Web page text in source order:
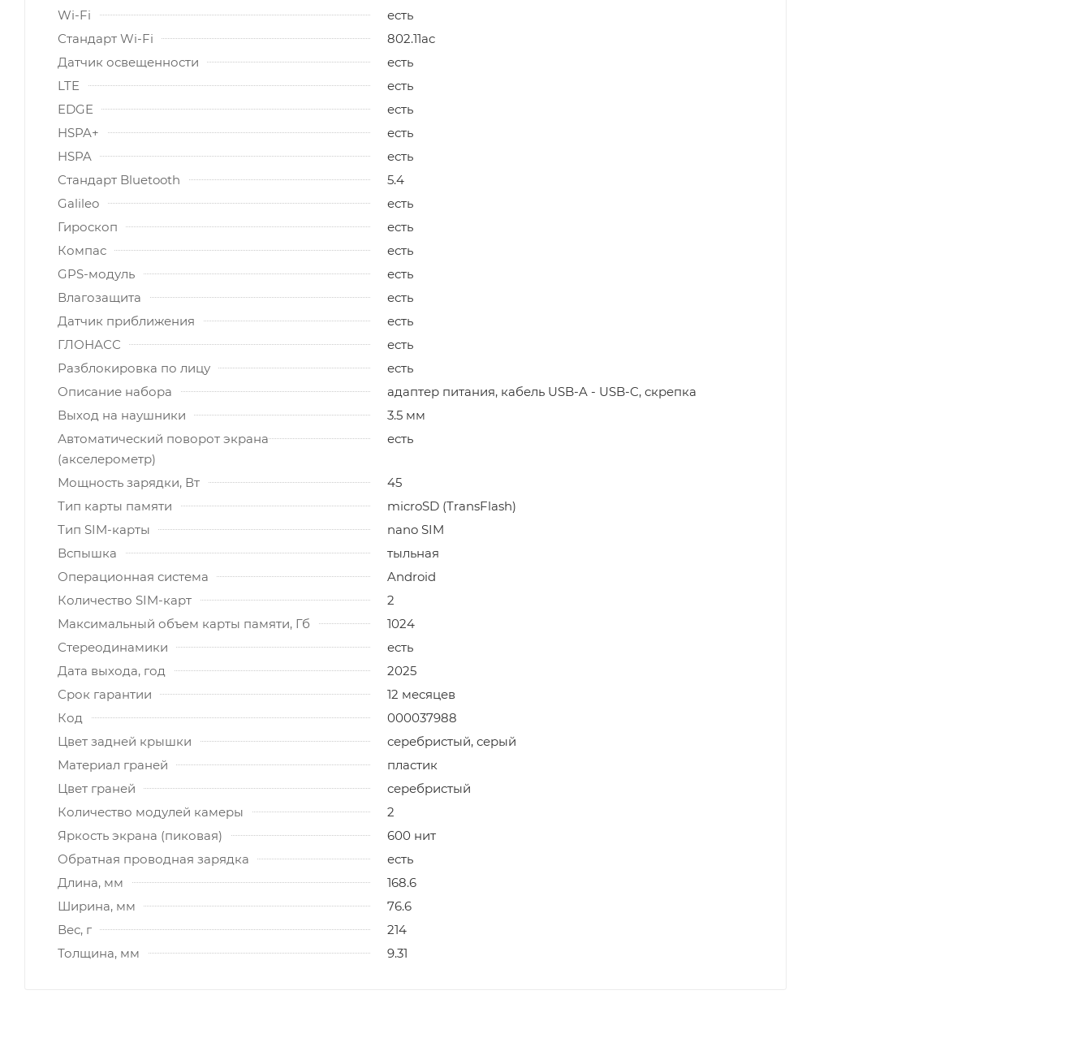
Wi-Fi
есть
Стандарт Wi-Fi
802.11ac
Датчик освещенности
есть
LTE
есть
EDGE
есть
HSPA+
есть
HSPA
есть
Стандарт Bluetooth
5.4
Galileo
есть
Гироскоп
есть
Компас
есть
GPS-модуль
есть
Влагозащита
есть
Датчик приближения
есть
ГЛОНАСС
есть
Разблокировка по лицу
есть
Описание набора
адаптер питания, кабель USB-A - USB-C, скрепка
Выход на наушники
3.5 мм
Автоматический поворот экрана
(акселерометр)
есть
Мощность зарядки, Вт
45
Тип карты памяти
microSD (TransFlash)
Тип SIM-карты
nano SIM
Вспышка
тыльная
Операционная система
Android
Количество SIM-карт
2
Максимальный объем карты памяти, Гб
1024
Стереодинамики
есть
Дата выхода, год
2025
Срок гарантии
12 месяцев
Код
000037988
Цвет задней крышки
серебристый, серый
Материал граней
пластик
Цвет граней
серебристый
Количество модулей камеры
2
Яркость экрана (пиковая)
600 нит
Обратная проводная зарядка
есть
Длина, мм
168.6
Ширина, мм
76.6
Вес, г
214
Толщина, мм
9.31